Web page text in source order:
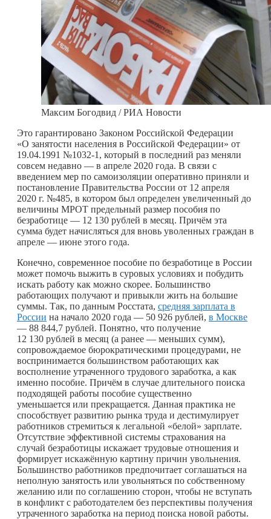
Максим Богодвид / РИА Новости
Это гарантировано Законом Российской Федерации
«О занятости населения в Российской Федерации» от
19.04.1991 №1032-1, который в последний раз меняли
совсем недавно — в апреле 2020 года. В связи с
введением мер по самоизоляции оперативно приняли и
постановление Правительства России от 12 апреля
2020 г. №485, в котором был определен увеличенный до
величины МРОТ предельный размер пособия по
безработице — 12 130 рублей в месяц. Причём эта
сумма будет начисляться для вновь уволенных граждан в
апреле — июне этого года.
Конечно, современное пособие по безработице в России
может помочь выжить в суровых условиях и побудить
искать работу как можно скорее. Большинство
работающих получают и привыкли жить на большие
суммы. Так, по данным Росстата, средняя зарплата в
России на начало 2020 года — 50 926 рублей, в Москве
— 88 844,7 рублей. Понятно, что получение
12 130 рублей в месяц (а ранее — меньших сумм),
сопровождаемое бюрократическими процедурами, не
воспринимается большинством работающих как
восполнение утраченного трудового заработка, а как
именно пособие. Причём в случае длительного поиска
подходящей работы пособие существенно
уменьшается или прекращается. Данная практика не
способствует развитию рынка труда и дестимулирует
работников стремиться к легальной «белой» зарплате.
Отсутствие эффективной системы страхования на
случай безработицы искажает трудовые отношения и
формирует искажённую картину причин увольнения.
Большинство работников предпочитает соглашаться на
неполную занятость или увольняться по собственному
желанию или по соглашению сторон, чтобы не вступать
в конфликт с работодателем без перспективы получения
утраченного заработка на период поиска новой работы.